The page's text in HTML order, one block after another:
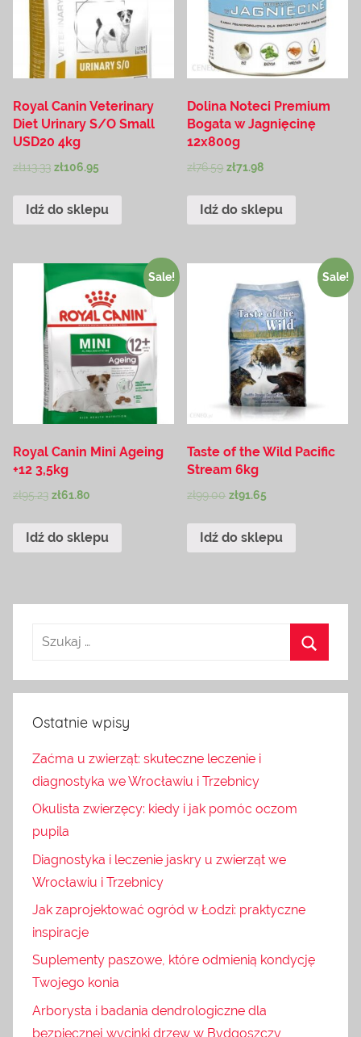
Royal Canin Veterinary
Diet Urinary S/O Small
USD20 4kg
zł113.33 zł106.95
Idź do sklepu
Dolina Noteci Premium
Bogata w Jagnięcinę
12x800g
zł76.59 zł71.98
Idź do sklepu
Sale!
Royal Canin Mini Ageing
+12 3,5kg
zł95.23 zł61.80
Idź do sklepu
Sale!
Taste of the Wild Pacific
Stream 6kg
zł99.00 zł91.65
Idź do sklepu
Ostatnie wpisy
Zaćma u zwierząt: skuteczne leczenie i
diagnostyka we Wrocławiu i Trzebnicy
Okulista zwierzęcy: kiedy i jak pomóc oczom
pupila
Diagnostyka i leczenie jaskry u zwierząt we
Wrocławiu i Trzebnicy
Jak zaprojektować ogród w Łodzi: praktyczne
inspiracje
Suplementy paszowe, które odmienią kondycję
Twojego konia
Arborysta i badania dendrologiczne dla
bezpiecznej wycinki drzew w Bydgoszczy